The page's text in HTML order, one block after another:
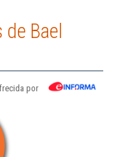
Bael
por